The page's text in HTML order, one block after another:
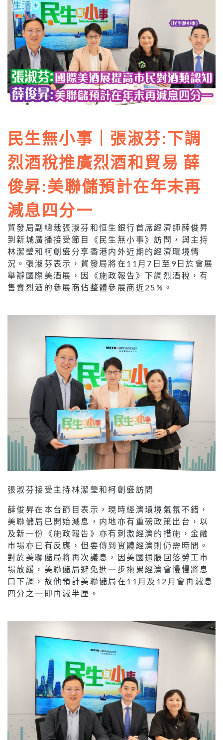
民生無小事｜張淑芬:下調
烈酒稅推廣烈酒和貿易 薛
俊昇:美聯儲預計在年末再
減息四分一
貿發局副總裁張淑芬和恒生銀行首席經濟師薛俊昇
到新城廣播接受節目《民生無小事》訪問，與主持
林潔瑩和柯創盛分享香港内外近期的經濟環境情
況。張淑芬表示，貿發局將在11月7日至9日於會展
舉辦國際美酒展，因《施政報告》下調烈酒稅，有
售賣烈酒的參展商佔整體參展商近25%。
張淑芬接受主持林潔瑩和柯創盛訪問
薛俊昇在本台節目表示，現時經濟環境氣氛不錯，
美聯儲局已開始減息，内地亦有重磅政策出台，以
及新一份《施政報告》亦有刺激經濟的措施，金融
市場亦已有反應，但要傳到實體經濟則仍需時間。
對於美聯儲局將再次議息，因美國通脹回落勞工市
場放緩，美聯儲局避免進一步拖累經濟會慢慢將息
口下調，故他預計美聯儲局在11月及12月會再減息
四分之一即再減半厘。